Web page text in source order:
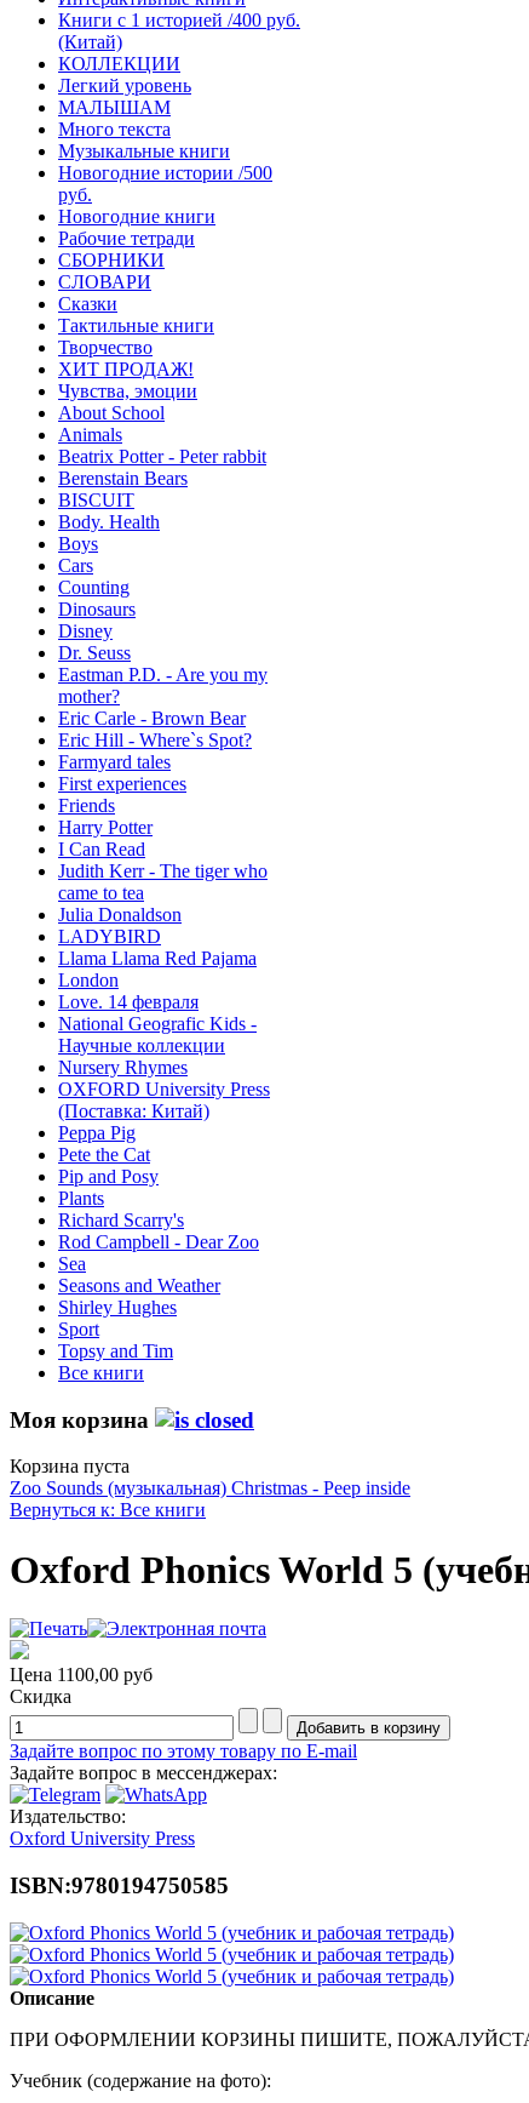
Книги с 1 историей /400 руб.
(Китай)
КОЛЛЕКЦИИ
Легкий уровень
МАЛЫШАМ
Много текста
Музыкальные книги
Новогодние истории /500
руб.
Новогодние книги
Рабочие тетради
СБОРНИКИ
СЛОВАРИ
Сказки
Тактильные книги
Творчество
ХИТ ПРОДАЖ!
Чувства, эмоции
About School
Animals
Beatrix Potter - Peter rabbit
Berenstain Bears
BISCUIT
Body. Health
Boys
Cars
Counting
Dinosaurs
Disney
Dr. Seuss
Eastman P.D. - Are you my
mother?
Eric Carle - Brown Bear
Eric Hill - Where`s Spot?
Farmyard tales
First experiences
Friends
Harry Potter
I Can Read
Judith Kerr - The tiger who
came to tea
Julia Donaldson
LADYBIRD
Llama Llama Red Pajama
London
Love. 14 февраля
National Geografic Kids -
Научные коллекции
Nursery Rhymes
OXFORD University Press
(Поставка: Китай)
Peppa Pig
Pete the Сat
Pip and Posy
Plants
Richard Scarry's
Rod Campbell - Dear Zoo
Sea
Seasons and Weather
Shirley Hughes
Sport
Topsy and Tim
Все книги
Моя корзина
Корзина пуста
Zoo Sounds (музыкальная) Christmas - Peep inside
Вернуться к: Все книги
Oxford Phonics World 5
Цена 1100,00 руб
Скидка
Задайте вопрос по этому товару по E-mail
Задайте вопрос в мессенджерах:
Издательство:
Oxford University Press
ISBN:9780194750585
Описание
ПРИ ОФОРМЛЕНИИ КОРЗИНЫ ПИШИТЕ,
Учебник (содержание на фото):